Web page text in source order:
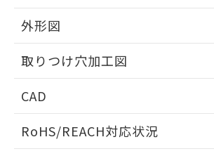
外形図
取りつけ穴加工図
CAD
ドすることができます。
RoHS/REACH対応状況
※本証明書は発行日時点で非含有
るもので、過去に遡って非含有を
また、RoHS指令のフタル酸エス
物質の対応では、対応完了までの
荷製品に未対応品が混在すること
既に当社にて対応品への在庫切
していることから、特段のことが
り、2022年1月12日より割愛して